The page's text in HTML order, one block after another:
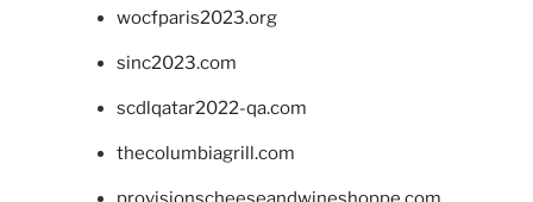
wocfparis2023.org
sinc2023.com
scdlqatar2022-qa.com
thecolumbiagrill.com